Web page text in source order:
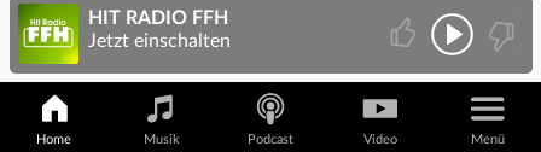
Home Musik Podcast Video Menü
HIT RADIO FFH
Jetzt einschalten